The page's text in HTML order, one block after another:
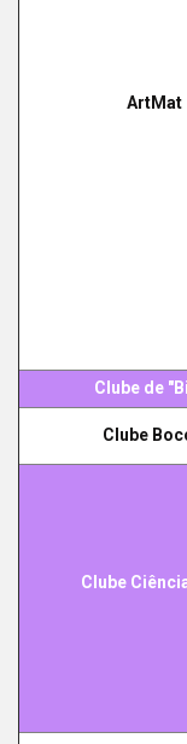
ArtMat
Clube de
Clube
Clube